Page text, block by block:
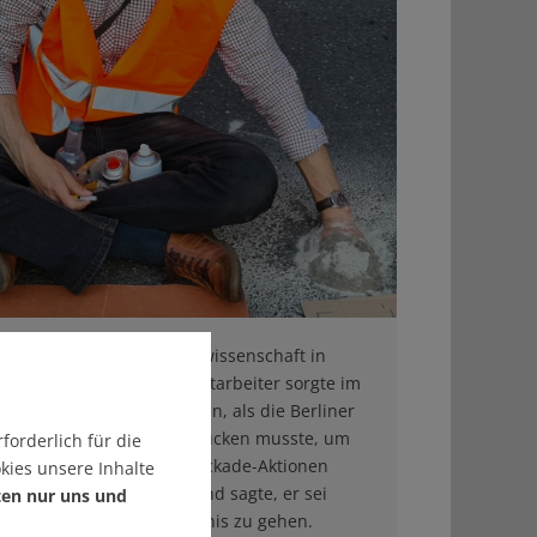
, 35, studiert Umweltwissenschaft in
frühere Sparkassen-Mitarbeiter sorgte im
internationale Schlagzeilen, als die Berliner
Presslufthammer anrücken musste, um
zu lösen. Für seine Blockade-Aktionen
Geldstrafen zahlen und sagte, er sei
Klimaprotest ins Gefängnis zu gehen.
für die
unsere Inhalte
nur uns und